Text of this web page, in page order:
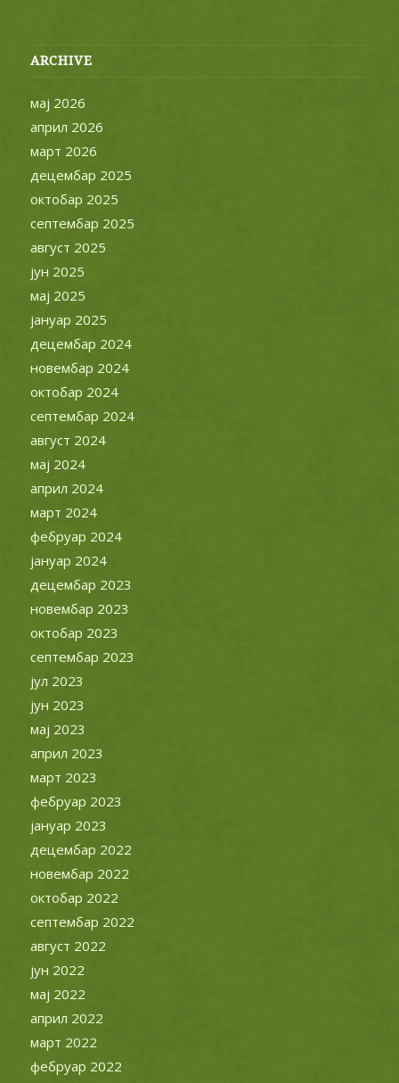
ARCHIVE
мај 2026
април 2026
март 2026
децембар 2025
октобар 2025
септембар 2025
август 2025
јун 2025
мај 2025
јануар 2025
децембар 2024
новембар 2024
октобар 2024
септембар 2024
август 2024
мај 2024
април 2024
март 2024
фебруар 2024
јануар 2024
децембар 2023
новембар 2023
октобар 2023
септембар 2023
јул 2023
јун 2023
мај 2023
април 2023
март 2023
фебруар 2023
јануар 2023
децембар 2022
новембар 2022
октобар 2022
септембар 2022
август 2022
јун 2022
мај 2022
април 2022
март 2022
фебруар 2022